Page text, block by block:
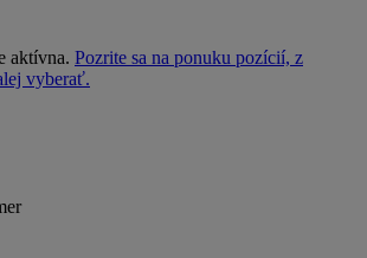
aktívna. Pozrite sa na ponuku pozícií, z
vyberať.